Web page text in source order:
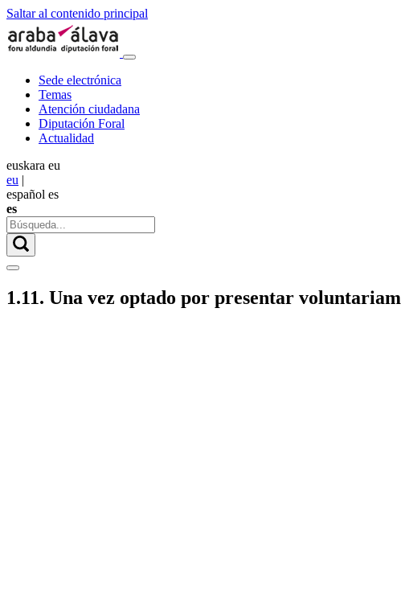
Saltar al contenido principal
Sede electrónica
Temas
Atención ciudadana
Diputación Foral
Actualidad
euskara eu
eu |
español es
es
1.11. Una vez optado por presentar